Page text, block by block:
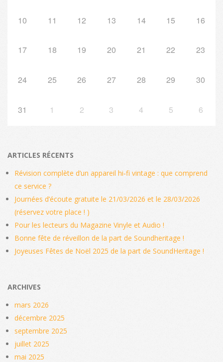
10 11 12 13 14 15 16
17 18 19 20 21 22 23
24 25 26 27 28 29 30
31 1 2 3 4 5 6
ARTICLES RÉCENTS
Révision complète d’un appareil hi‑fi vintage : que comprend
ce service ?
Journées d’écoute gratuite le 21/03/2026 et le 28/03/2026
(réservez votre place ! )
Pour les lecteurs du Magazine Vinyle et Audio !
Bonne fête de réveillon de la part de Soundheritage !
Joyeuses Fêtes de Noël 2025 de la part de SoundHeritage !
ARCHIVES
mars 2026
décembre 2025
septembre 2025
juillet 2025
mai 2025